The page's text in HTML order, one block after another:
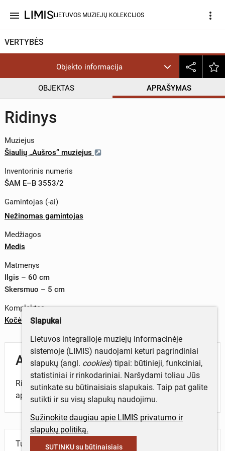
menu LIETUVOS MUZIEJŲ KOLEKCIJOS more_vert
VERTYBĖS
Objekto informacija
OBJEKTAS APRAŠYMAS
Ridinys
Muziejus
Šiaulių „Aušros“ muziejus
Inventorinis numeris
ŠAM E–B 3553/2
Gamintojas (-ai)
Nežinomas gamintojas
Medžiagos
Medis
Matmenys
Ilgis – 60 cm
Skersmuo – 5 cm
Komplektas
Kočėlai
Aprašymas
Ridinys – kočėlų dalis,naudojama skalbiniams lyginti,
apvalus.
Turite daugiau informacijos apie objektą?
Slapukai
Lietuvos integralioje muziejų informacinėje
sistemoje (LIMIS) naudojami keturi pagrindiniai
slapukų (angl. cookies) tipai: būtinieji, funkciniai,
statistiniai ir rinkodariniai. Naršydami toliau Jūs
sutinkate su būtinaisiais slapukais. Taip pat galite
sutikti ir su visų slapukų naudojimu.
Sužinokite daugiau apie LIMIS privatumo ir
slapukų politiką.
SUTINKU su būtinaisiais